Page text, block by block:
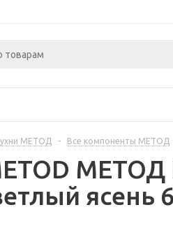
МЕТОД - Все компоненты МЕТОД
ясень